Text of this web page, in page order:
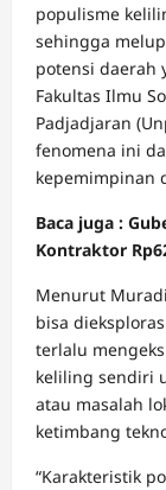
populisme
sehingga
potensi daerah
Fakultas Ilmu
Padjadjaran
fenomena ini
kepemimpinan
Baca juga :
Kontraktor
Menurut
bisa
terlalu
keliling sendiri
atau masalah
ketimbang
“Karakteristik